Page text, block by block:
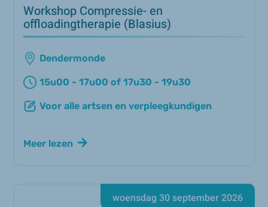
Workshop Compressie- en
offloadingtherapie (Blasius)
Meer lezen
Dendermonde
15u00 - 17u00 of 17u30 - 19u30
Voor alle artsen en verpleegkundigen
woensdag 30 september 2026